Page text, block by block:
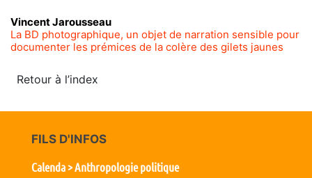
VincentJarousseau
La BD photographique, un objet de narration sensible pour
documenter les prémices de la colère des gilets jaunes
Retour à l’index
FILS D'INFOS
Calenda > Anthropologie politique